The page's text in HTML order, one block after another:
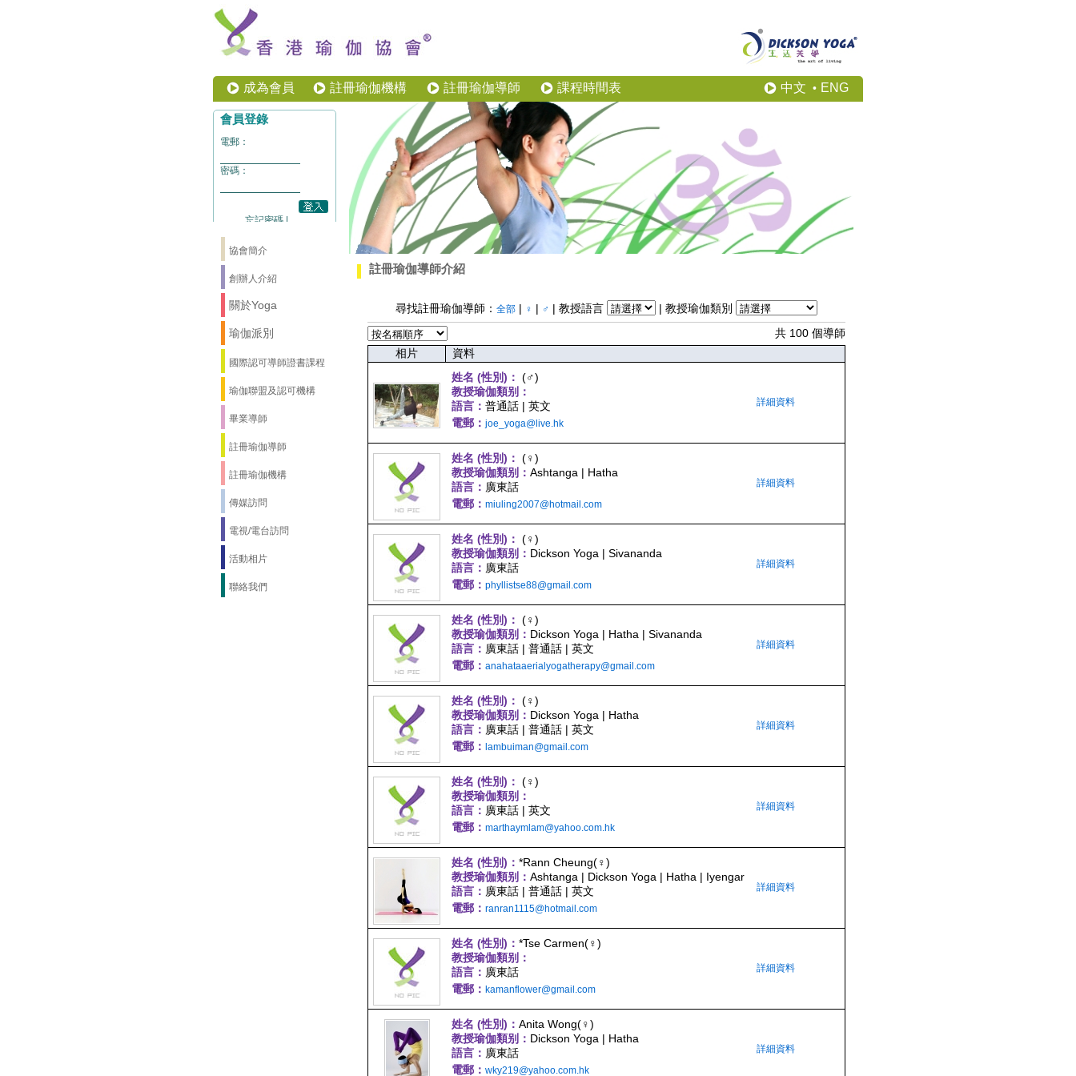
成為會員 註冊瑜伽機構 註冊瑜伽導師 課程時間表 中文 • ENG
協會簡介
創辦人介紹
關於Yoga
瑜伽派別
國際認可導師證書課程
瑜伽聯盟及認可機構
畢業導師
註冊瑜伽導師
註冊瑜伽機構
傳媒訪問
電視/電台訪問
活動相片
聯絡我們
註冊瑜伽導師介紹
尋找註冊瑜伽導師： 全部 | ♀ | ♂ | 教授語言
| 教授瑜伽類別
共 100 個導師
相片
資料
姓名 (性別)： (♂)
教授瑜伽類别：
語言： 普通話 | 英文
電郵： joe_yoga@live.hk
詳細資料
姓名 (性別)： (♀)
教授瑜伽類别： Ashtanga | Hatha
語言： 廣東話
電郵： miuling2007@hotmail.com
詳細資料
姓名 (性別)： (♀)
教授瑜伽類别： Dickson Yoga | Sivananda
語言： 廣東話
電郵： phyllistse88@gmail.com
詳細資料
姓名 (性別)： (♀)
教授瑜伽類别： Dickson Yoga | Hatha | Sivananda
語言： 廣東話 | 普通話 | 英文
電郵： anahataaerialyogatherapy@gmail.com
詳細資料
姓名 (性別)： (♀)
教授瑜伽類别： Dickson Yoga | Hatha
語言： 廣東話 | 普通話 | 英文
電郵： lambuiman@gmail.com
詳細資料
姓名 (性別)： (♀)
教授瑜伽類别：
語言： 廣東話 | 英文
電郵： marthaymlam@yahoo.com.hk
詳細資料
姓名 (性別)： *Rann Cheung(♀)
教授瑜伽類别： Ashtanga | Dickson Yoga | Hatha | Iyengar
語言： 廣東話 | 普通話 | 英文
電郵： ranran1115@hotmail.com
詳細資料
姓名 (性別)： *Tse Carmen(♀)
教授瑜伽類别：
語言： 廣東話
電郵： kamanflower@gmail.com
詳細資料
姓名 (性別)： Anita Wong(♀)
教授瑜伽類别： Dickson Yoga | Hatha
語言： 廣東話
電郵： wky219@yahoo.com.hk
詳細資料